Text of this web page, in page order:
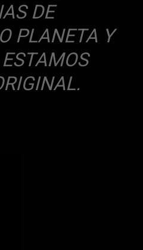
DE
PLANETA Y